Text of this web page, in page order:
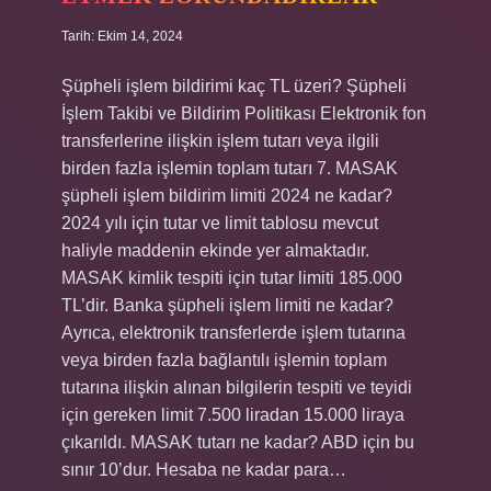
Tarih: Ekim 14, 2024
Şüpheli işlem bildirimi kaç TL üzeri? Şüpheli
İşlem Takibi ve Bildirim Politikası Elektronik fon
transferlerine ilişkin işlem tutarı veya ilgili
birden fazla işlemin toplam tutarı 7. MASAK
şüpheli işlem bildirim limiti 2024 ne kadar?
2024 yılı için tutar ve limit tablosu mevcut
haliyle maddenin ekinde yer almaktadır.
MASAK kimlik tespiti için tutar limiti 185.000
TL’dir. Banka şüpheli işlem limiti ne kadar?
Ayrıca, elektronik transferlerde işlem tutarına
veya birden fazla bağlantılı işlemin toplam
tutarına ilişkin alınan bilgilerin tespiti ve teyidi
için gereken limit 7.500 liradan 15.000 liraya
çıkarıldı. MASAK tutarı ne kadar? ABD için bu
sınır 10’dur. Hesaba ne kadar para…